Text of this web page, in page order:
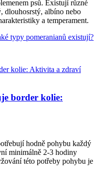
psů. Existují různé
dlouhosrstý, albíno nebo
a temperament.
typy pomeranianů existují?
border kolie:
hodně pohybu každý
minimálně 2-3 hodiny
této potřeby pohybu je